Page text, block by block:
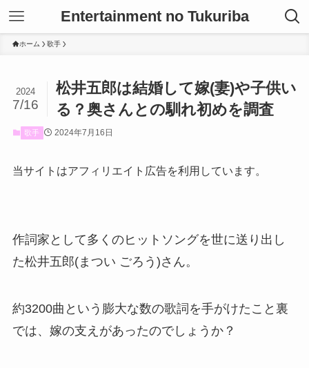
Entertainment no Tukuriba
ホーム 歌手
松井五郎は結婚して嫁(妻)や子供い
る？奥さんとの馴れ初めを調査
2024
7/16
歌手 2024年7月16日
当サイトはアフィリエイト広告を利用しています。
作詞家として多くのヒットソングを世に送り出し
た松井五郎(まつい ごろう)さん。
約3200曲という膨大な数の歌詞を手がけたこと裏
では、嫁の支えがあったのでしょうか？